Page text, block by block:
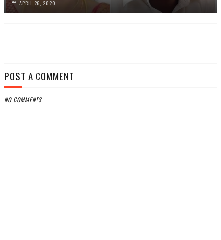
APRIL 26, 2020
POST A COMMENT
NO COMMENTS